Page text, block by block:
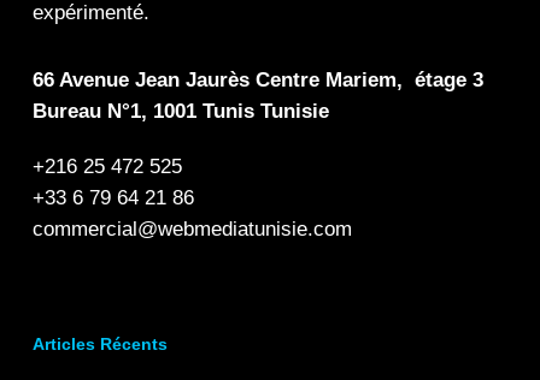
expérimenté.
66 Avenue Jean Jaurès Centre Mariem, étage 3
Bureau N°1, 1001 Tunis Tunisie
+216 25 472 525
+33 6 79 64 21 86
commercial@webmediatunisie.com
Articles Récents